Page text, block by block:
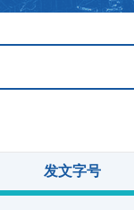
发文字号